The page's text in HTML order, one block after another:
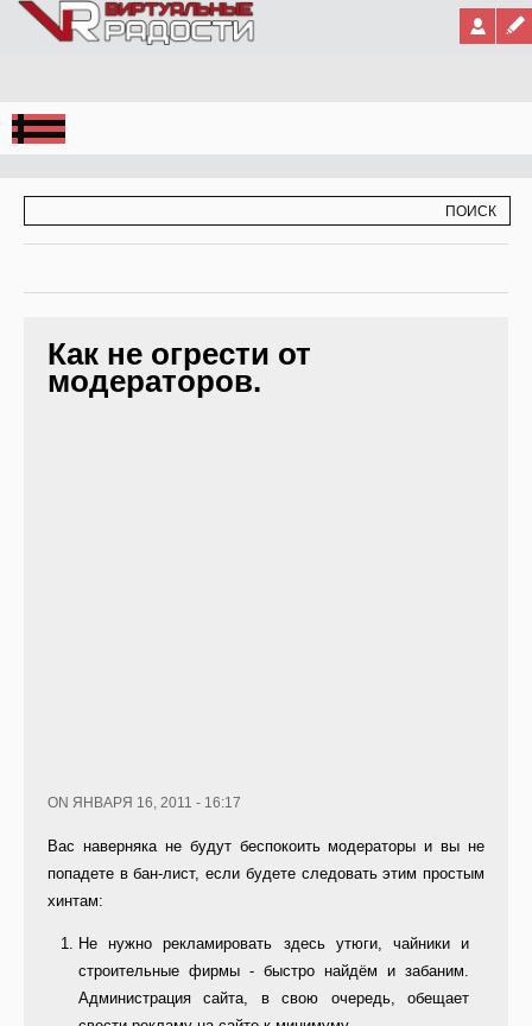
Jump to Navigation
Как не огрести от
модераторов.
ON ЯНВАРЯ 16, 2011 - 16:17
Вас наверняка не будут беспокоить модераторы и вы не
попадете в бан-лист, если будете следовать этим простым
хинтам:
Не нужно рекламировать здесь утюги, чайники и
строительные фирмы - быстро найдём и забаним.
Администрация сайта, в свою очередь, обещает